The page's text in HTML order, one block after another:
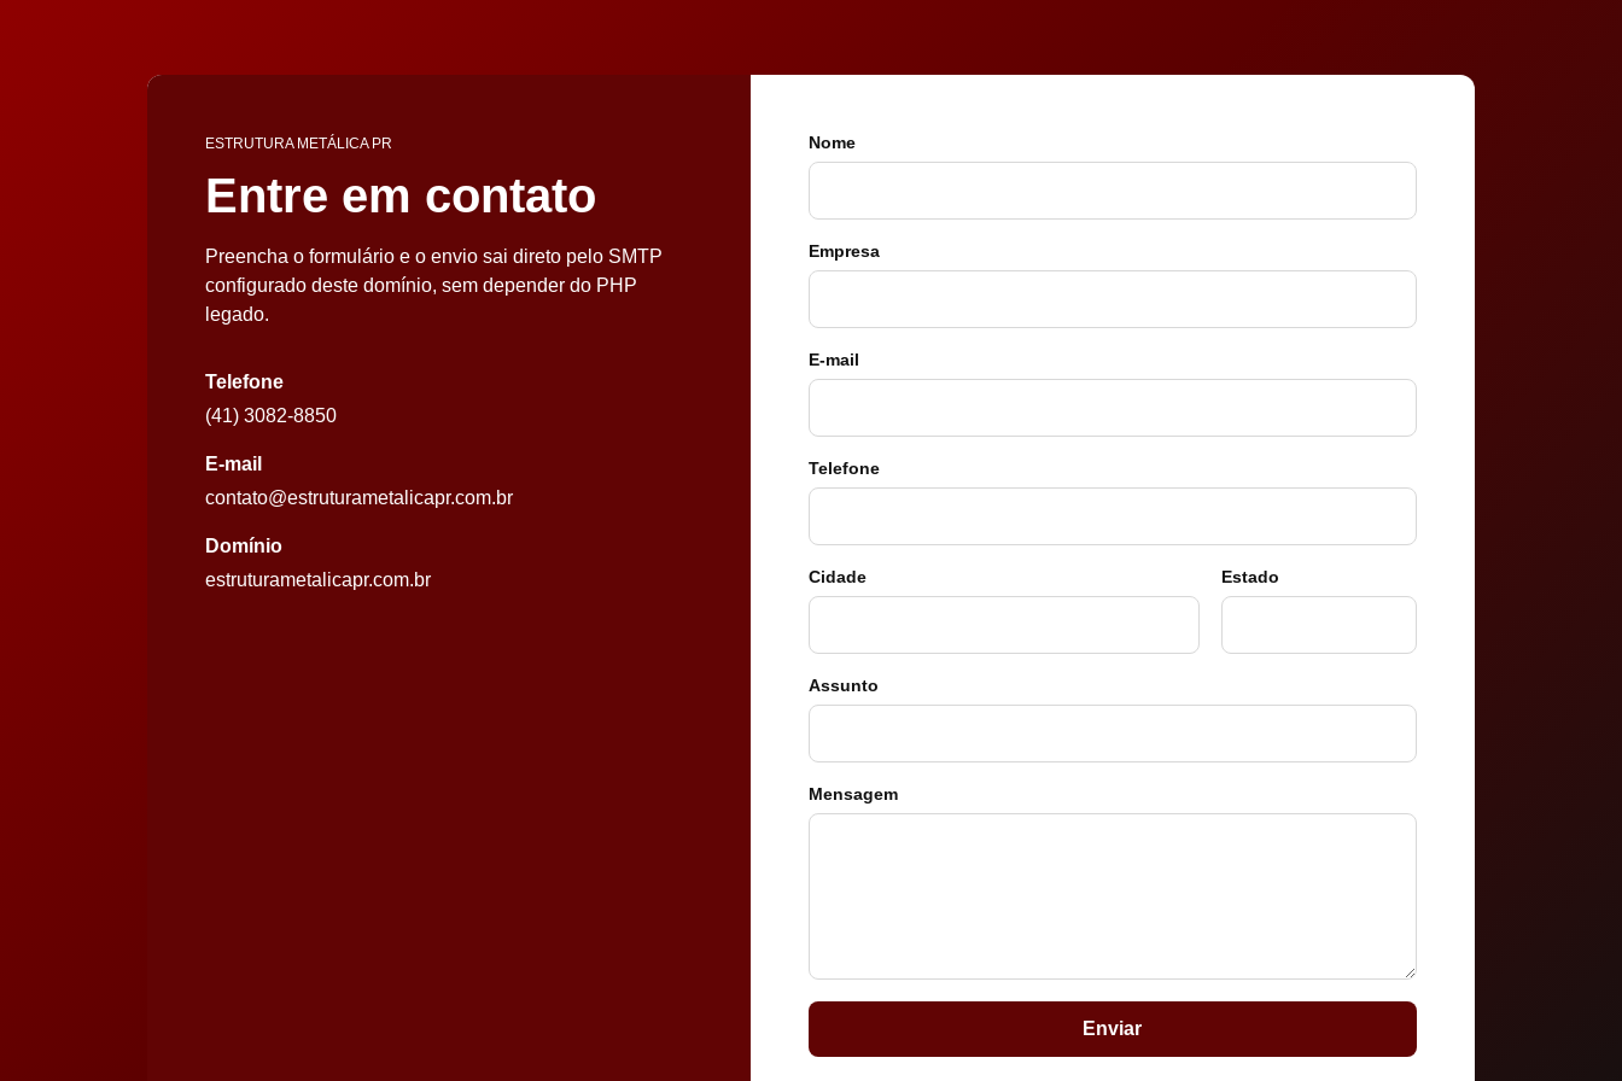
ESTRUTURA METÁLICA PR
Entre em contato
Preencha o formulário e o envio sai direto pelo SMTP
configurado deste domínio, sem depender do PHP
legado.
Telefone
(41) 3082-8850
E-mail
contato@estruturametalicapr.com.br
Domínio
estruturametalicapr.com.br
Nome
Empresa
E-mail
Telefone
Cidade Estado
Assunto
Mensagem
Enviar
×
ORÇAMENTO